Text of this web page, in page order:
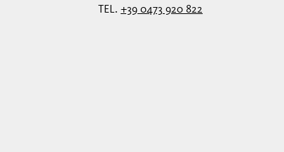
TEL. +39 0473 920 822